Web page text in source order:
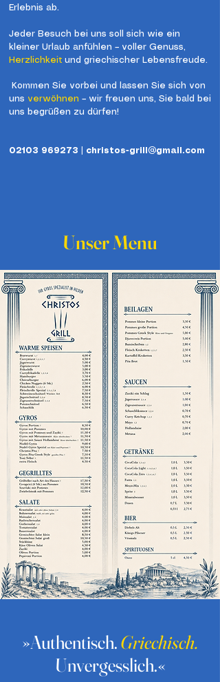
Erlebnis ab.
Jeder Besuch bei uns soll sich wie ein
kleiner Urlaub anfühlen – voller Genuss,
Herzlichkeit und griechischer Lebensfreude.
Kommen Sie vorbei und lassen Sie sich von
uns verwöhnen – wir freuen uns, Sie bald bei
uns begrüßen zu dürfen!
02103 969273 christos-grill@gmail.com
Unser Menu
»Authentisch.Griechisch.
Unvergesslich.«